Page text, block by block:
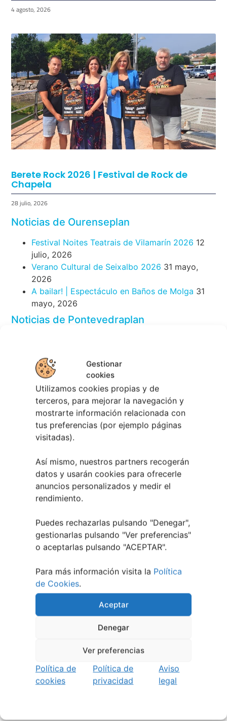
Gestionar
cookies
Utilizamos cookies propias y de
terceros, para mejorar la navegación y
mostrarte información relacionada con
tus preferencias (por ejemplo páginas
visitadas).
Así mismo, nuestros partners recogerán
datos y usarán cookies para ofrecerle
anuncios personalizados y medir el
rendimiento.
Puedes rechazarlas pulsando "Denegar",
gestionarlas pulsando "Ver preferencias"
o aceptarlas pulsando "ACEPTAR".
Para más información visita la Política
de Cookies.
Aceptar
Denegar
Ver preferencias
Política de
cookies
Política de
privacidad
Aviso
legal
Eclipse Solar 2026 en Vigo: el Gran Evento
Astronómico
4 agosto, 2026
Berete Rock 2026 | Festival de Rock de
Chapela
28 julio, 2026
Noticias de Ourenseplan
Verano Cultural de Seixalbo 2026
2026
mayo, 2026
Noticias de Pontevedraplan
Así serán las Fiestas de la Peregrina 2026
agosto, 2026
El XXXII Festival Internacional de Jazz e Blues
de Pontevedra reunirá a grandes músicos del 3
al 7 de agosto 27 julio, 2026
Vilaboa | Verano Cultural 2026 2 julio, 2026